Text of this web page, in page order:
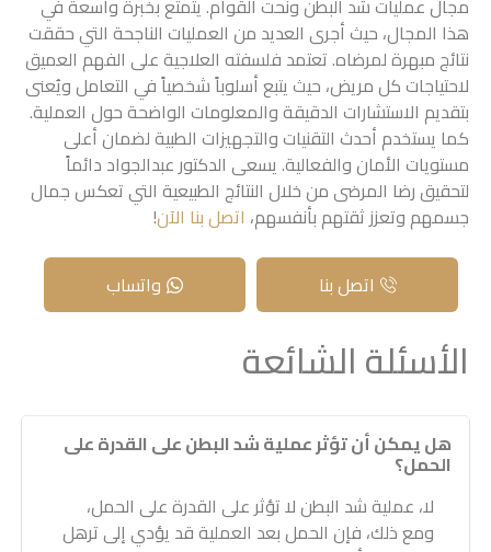
مجال عمليات شد البطن ونحت القوام. يتمتع بخبرة واسعة في
هذا المجال، حيث أجرى العديد من العمليات الناجحة التي حققت
نتائج مبهرة لمرضاه. تعتمد فلسفته العلاجية على الفهم العميق
لاحتياجات كل مريض، حيث يتبع أسلوباً شخصياً في التعامل ويُعنى
بتقديم الاستشارات الدقيقة والمعلومات الواضحة حول العملية.
كما يستخدم أحدث التقنيات والتجهيزات الطبية لضمان أعلى
مستويات الأمان والفعالية. يسعى الدكتور عبدالجواد دائماً
لتحقيق رضا المرضى من خلال النتائج الطبيعية التي تعكس جمال
جسمهم وتعزز ثقتهم بأنفسهم، اتصل بنا الآن!
اتصل بنا واتساب
الأسئلة الشائعة
هل يمكن أن تؤثر عملية شد البطن على القدرة على
الحمل؟
لا، عملية شد البطن لا تؤثر على القدرة على الحمل،
ومع ذلك، فإن الحمل بعد العملية قد يؤدي إلى ترهل